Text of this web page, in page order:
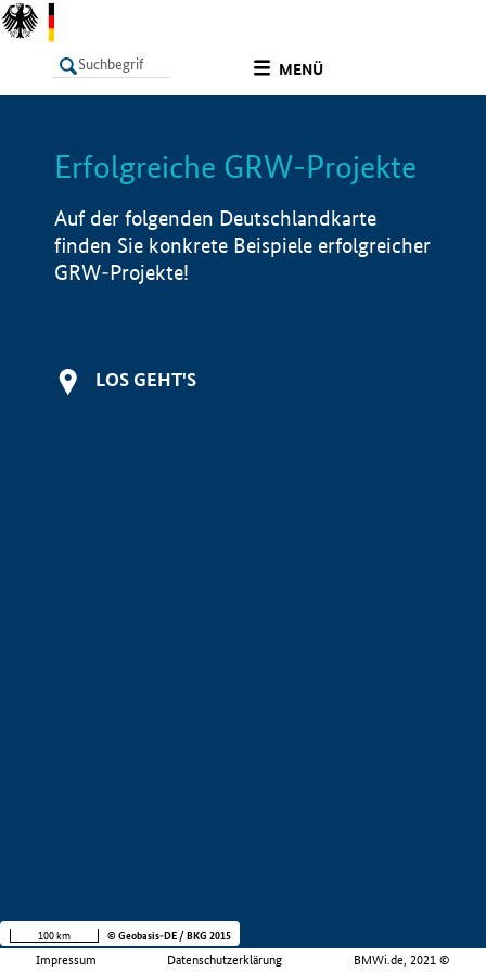
MENÜ
LISTE Info
Erfolgreiche GRW-Projekte
Auf der folgenden Deutschlandkarte
finden Sie konkrete Beispiele erfolgreicher
GRW-Projekte!
LOS GEHT'S
Impressum Datenschutzerklärung BMWi.de, 2021 ©
100 km © Geobasis-DE / BKG 2015